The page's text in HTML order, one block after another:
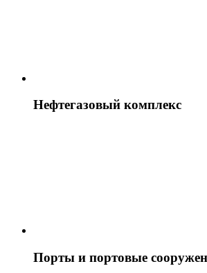
Нефтегазовый комплекс
Порты и портовые